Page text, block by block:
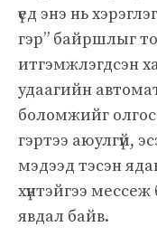
үед энэ нь
гэр” байршлыг
итгэмжлэгдсэн
удаагийн
боломжийг
гэртээ аюулгүй,
мэдээд тэсэн
хүнтэйгээ
явдал байв.